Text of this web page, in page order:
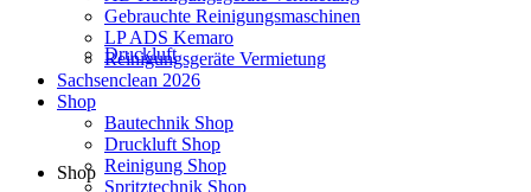
Druckluft
Shop
Gebrauchte Reinigungsmaschinen
LP ADS Kemaro
Reinigungsgeräte Vermietung
Sachsenclean 2026
Shop
Bautechnik Shop
Druckluft Shop
Reinigung Shop
Spritztechnik Shop